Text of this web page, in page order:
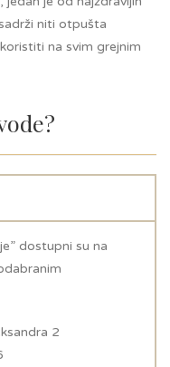
niti otpušta
na svim grejnim
dostupni su na
2